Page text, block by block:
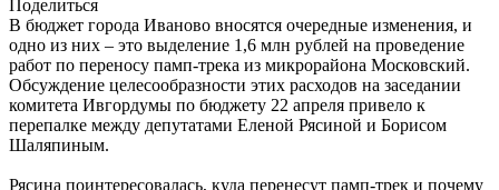
Поделиться
В бюджет города Иваново вносятся очередные изменения, и
одно из них – это выделение 1,6 млн рублей на проведение
работ по переносу памп-трека из микрорайона Московский.
Обсуждение целесообразности этих расходов на заседании
комитета Ивгордумы по бюджету 22 апреля привело к
перепалке между депутатами Еленой Рясиной и Борисом
Шаляпиным.
Рясина поинтересовалась, куда перенесут памп-трек и почему